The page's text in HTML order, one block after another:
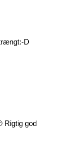
D
Rigtig god